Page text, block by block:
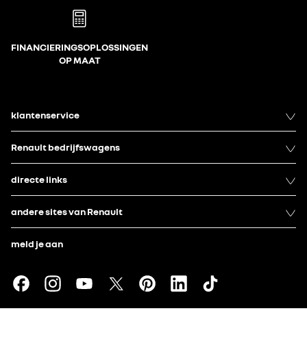
FINANCIERINGSOPLOSSINGEN
OP MAAT
klantenservice
Renault bedrijfswagens
directe links
andere sites van Renault
meld je aan